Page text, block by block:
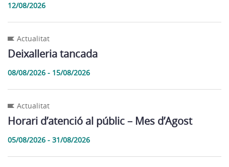
12/08/2026
Actualitat
Deixalleria tancada
08/08/2026 - 15/08/2026
Actualitat
Horari d’atenció al públic – Mes d’Agost
05/08/2026 - 31/08/2026